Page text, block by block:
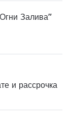
Залива"
и рассрочка